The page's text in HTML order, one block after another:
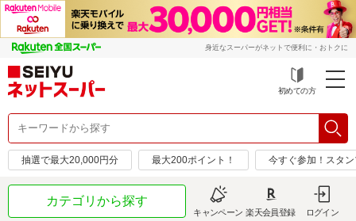
身近なスーパーがネットで便利に・おトクに
初めての方
抽選で最大20,000円分 最大200ポイント！ 今すぐ参加！スタ
カテゴリから探す
キャンペーン 楽天会員登録 ログイン